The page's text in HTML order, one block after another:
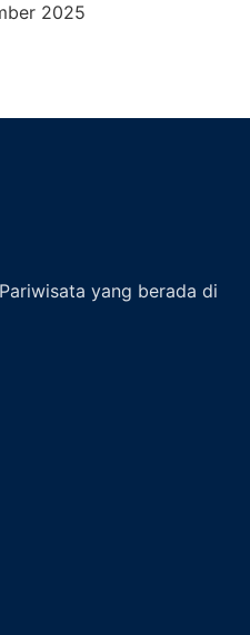
2025
yang berada di